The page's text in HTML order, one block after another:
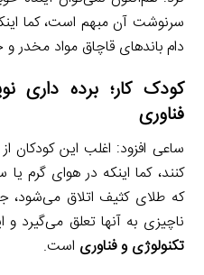
سرنوشت آن مبهم است، کما
دام باندهای قاچاق مواد مخدر
کودک کار؛ برده داری
فناوری
ساعی افزود: اغلب این کودکان
کنند، کما اینکه در هوای گرم
که طلای کثیف اتلاق می‌شود،
ناچیزی به آنها تعلق می‌گیرد
تکنولوژی و فناوری است.